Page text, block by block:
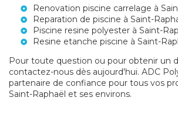
Renovation piscine carrelage à
Reparation de piscine à Saint-
Piscine resine polyester à Saint-
Resine etanche piscine à Saint-
Pour toute question ou pour obtenir un
contactez-nous dès aujourd'hui. ADC
partenaire de confiance pour tous vos
Saint-Raphaël et ses environs.